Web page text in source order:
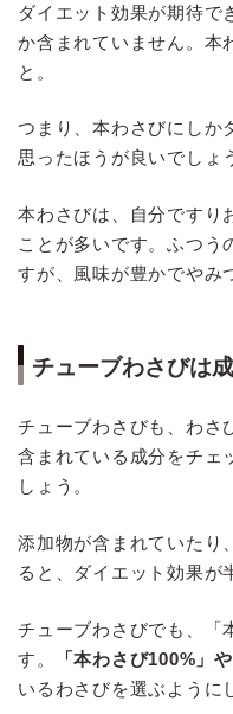
ダイエット効果が期待で
か含まれていません。本
と。
つまり、本わさびにしか
思ったほうが良いでしょ
本わさびは、自分ですり
ことが多いです。ふつう
すが、風味が豊かでやみ
チューブわさびは
チューブわさびも、わさ
含まれている成分をチェ
しょう。
添加物が含まれていたり
ると、ダイエット効果が
チューブわさびでも、「
す。
「本わさび100%」
いるわさびを選ぶように